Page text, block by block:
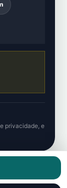
privacidade, e